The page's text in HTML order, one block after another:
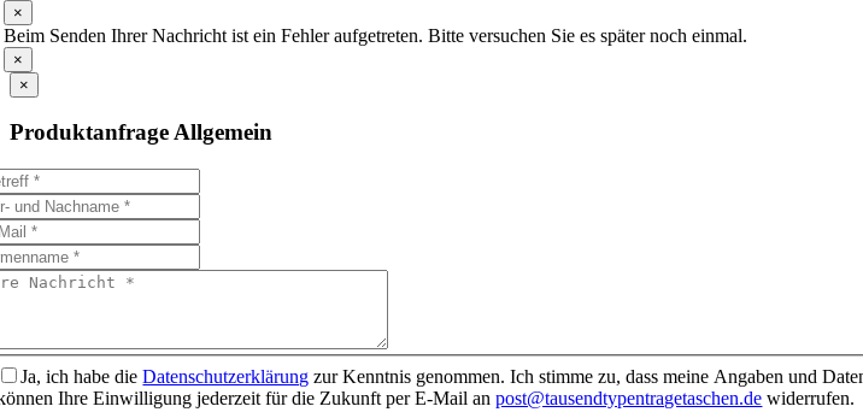
×
Beim Senden Ihrer Nachricht ist ein Fehler aufgetreten. Bitte versuchen Sie es später noch einmal.
×
×
Produktanfrage Allgemein
Ja, ich habe dieDatenschutzerklärung zur Kenntnis genommen. Ich stimme zu, dass meine Angaben und
Ihre Einwilligung jederzeit für die Zukunft per E-Mail anpost@tausendtypentragetaschen.de widerrufen.